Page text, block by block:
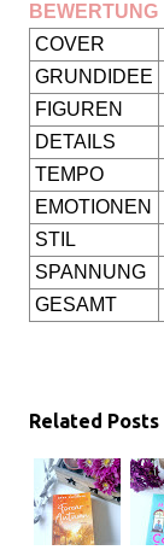
BEWERTUNG
COVER
GRUNDIDEE
FIGUREN
DETAILS
TEMPO
EMOTIONEN
STIL
SPANNUNG
GESAMT
Related Posts